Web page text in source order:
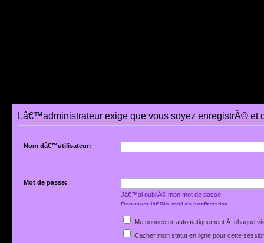
Lâ€™administrateur exige que vous soyez enregistrÃ©
Nom dâ€™utilisateur:
Mot de passe:
Jâ€™ai oubliÃ© mon mot de passe
Renvoyer lâ€™e-mail de confirmation
Me connecter automatiquement Ã chaque
Cacher mon statut en ligne pour cette